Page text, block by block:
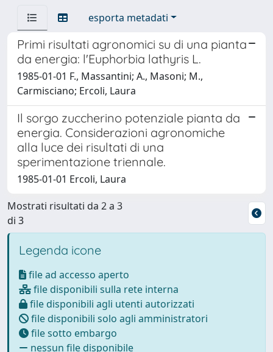
esporta metadati
Primi risultati agronomici su di una pianta
da energia: l'Euphorbia lathyris L.
1985-01-01 F., Massantini; A., Masoni; M.,
Carmisciano; Ercoli, Laura
Il sorgo zuccherino potenziale pianta da
energia. Considerazioni agronomiche
alla luce dei risultati di una
sperimentazione triennale.
1985-01-01 Ercoli, Laura
Mostrati risultati da 2 a 3
di 3
Legenda icone
file ad accesso aperto
file disponibili sulla rete interna
file disponibili agli utenti autorizzati
file disponibili solo agli amministratori
file sotto embargo
nessun file disponibile